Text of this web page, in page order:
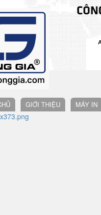
GIỚI THIỆU MÁY IN